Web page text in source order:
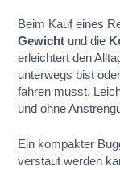
Beim Kauf eines
Gewicht und die
erleichtert den
unterwegs bist
fahren musst.
und ohne
Ein kompakter
verstaut werden